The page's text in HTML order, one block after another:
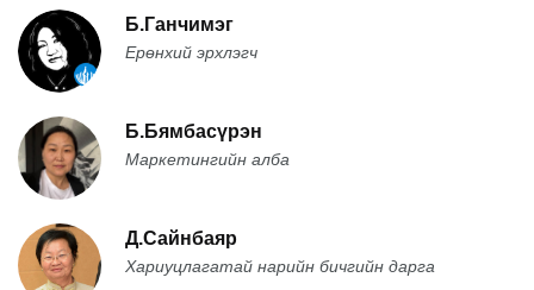
Б.Ганчимэг
Ерөнхий эрхлэгч
Б.Бямбасүрэн
Маркетингийн алба
Д.Сайнбаяр
Хариуцлагатай нарийн бичгийн дарга